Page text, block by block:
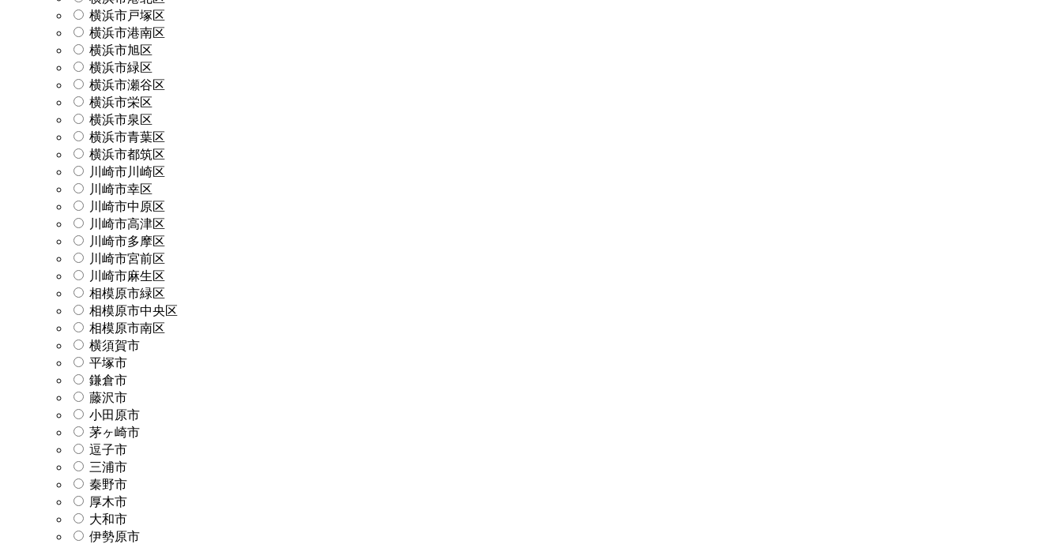
横浜市戸塚区
横浜市港南区
横浜市旭区
横浜市緑区
横浜市瀬谷区
横浜市栄区
横浜市泉区
横浜市青葉区
横浜市都筑区
川崎市川崎区
川崎市幸区
川崎市中原区
川崎市高津区
川崎市多摩区
川崎市宮前区
川崎市麻生区
相模原市緑区
相模原市中央区
相模原市南区
横須賀市
平塚市
鎌倉市
藤沢市
小田原市
茅ヶ崎市
逗子市
三浦市
秦野市
厚木市
大和市
伊勢原市